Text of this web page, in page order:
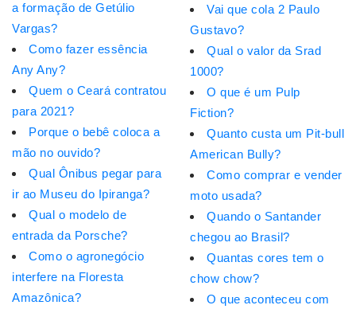
a formação de Getúlio
Vargas?
Como fazer essência
Any Any?
Quem o Ceará contratou
para 2021?
Porque o bebê coloca a
mão no ouvido?
Qual Ônibus pegar para
ir ao Museu do Ipiranga?
Qual o modelo de
entrada da Porsche?
Como o agronegócio
interfere na Floresta
Amazônica?
Vai que cola 2 Paulo
Gustavo?
Qual o valor da Srad
1000?
O que é um Pulp
Fiction?
Quanto custa um Pit-bull
American Bully?
Como comprar e vender
moto usada?
Quando o Santander
chegou ao Brasil?
Quantas cores tem o
chow chow?
O que aconteceu com